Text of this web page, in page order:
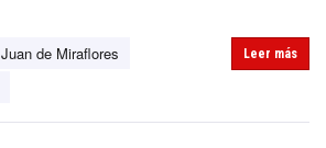
de Miraflores
Leer más